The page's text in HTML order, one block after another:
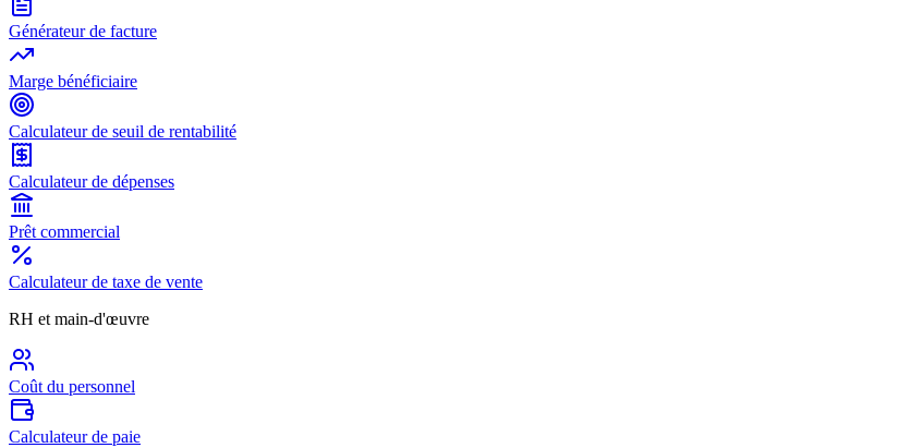
Générateur de facture
Marge bénéficiaire
Calculateur de seuil de rentabilité
Calculateur de dépenses
Prêt commercial
Calculateur de taxe de vente
RH et main-d'œuvre
Coût du personnel
Calculateur de paie